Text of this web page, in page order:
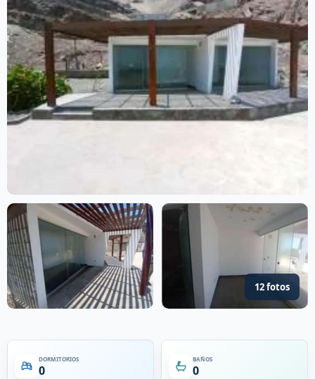
12 fotos
DORMITORIOS
0
BAÑOS
0